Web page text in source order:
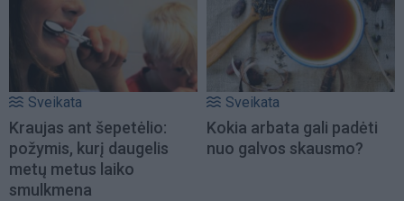
Sveikata
Kraujas ant šepetėlio:
požymis, kurį daugelis
metų metus laiko
smulkmena
Sveikata
Kokia arbata gali padėti
nuo galvos skausmo?